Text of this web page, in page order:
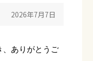
2026年7月7日
、ありがとうご